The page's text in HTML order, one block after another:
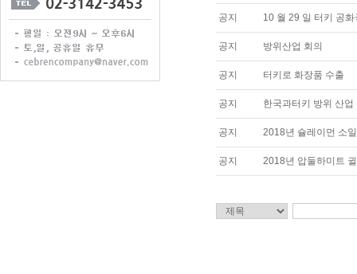
공지 10 월 29 일 터키 공
공지 방위산업 회의
공지 터키로 화장품 수출
공지 한국과터키 방위 산업
공지 2018년 슐레이먼 소
공지 2018년 압둘하미트